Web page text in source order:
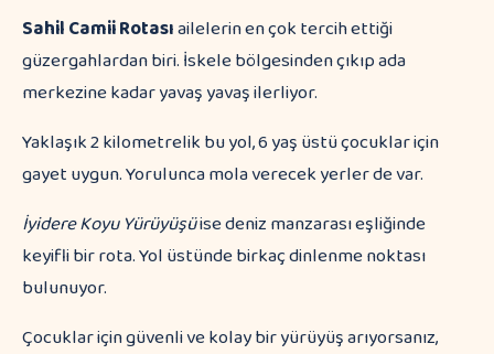
Sahil Camii Rotasıailelerin en çok tercih ettiği
güzergahlardan biri. İskele bölgesinden çıkıp ada
merkezine kadar yavaş yavaş ilerliyor.
Yaklaşık 2 kilometrelik bu yol, 6 yaş üstü çocuklar için
gayet uygun. Yorulunca mola verecek yerler de var.
İyidere Koyu Yürüyüşüise deniz manzarası eşliğinde
keyifli bir rota. Yol üstünde birkaç dinlenme noktası
bulunuyor.
Çocuklar için güvenli ve kolay bir yürüyüş arıyorsanız,